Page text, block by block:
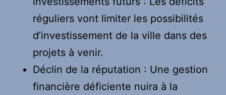
réguliers vont limiter les possibilités
d’investissement de la ville dans des
projets à venir.
Déclin de la réputation : Une gestion
financière déficiente nuira à la